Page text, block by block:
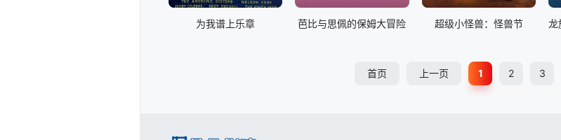
为我谱上乐章 芭比与思佩的保姆大冒险 超级小怪兽：怪兽节
首页 上一页 1 2 3